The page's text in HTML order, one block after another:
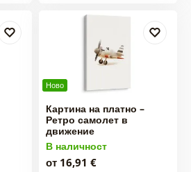
Ново
Картина на платно –
Ретро самолет в
движение
В наличност
от 16,91 €